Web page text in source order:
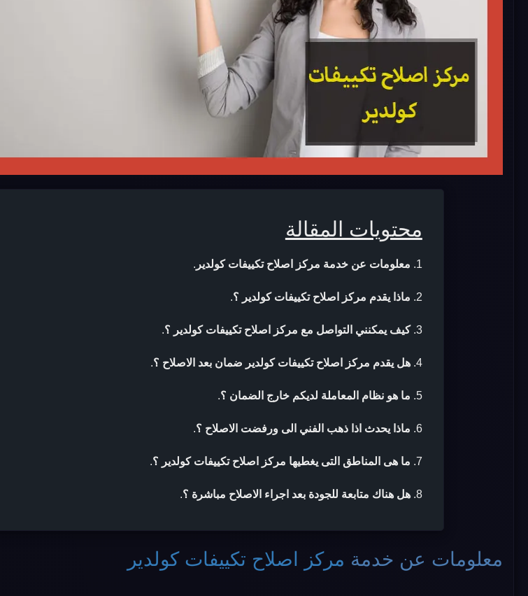
محتويات المقالة
معلومات عن خدمة مركز اصلاح تكييفات كولدير .
ماذا يقدم مركز اصلاح تكييفات كولدير ؟.
كيف يمكنني التواصل مع مركز اصلاح تكييفات كولدير ؟.
هل يقدم مركز اصلاح تكييفات كولدير ضمان بعد الاصلاح ؟.
ما هو نظام المعاملة لديكم خارج الضمان ؟.
ماذا يحدث اذا ذهب الفني الى ورفضت الاصلاح ؟.
ما هى المناطق التى يغطيها مركز اصلاح تكييفات كولدير ؟.
هل هناك متابعة للجودة بعد اجراء الاصلاح مباشرة ؟.
معلومات عن خدمة مركز اصلاح تكييفات كولدير